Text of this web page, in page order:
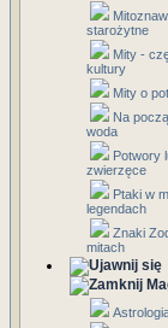
starożytne
Mity -
kultury
Mity o
Na
woda
Potwory
zwierzęce
Ptaki w
legendach
Znaki
mitach